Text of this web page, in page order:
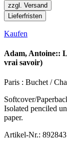
zzgl. Versand
Lieferfristen
Kaufen
Adam, Antoine::
vrai savoir)
Paris : Buchet /
Softcover/
Isolated penciled
paper.
Artikel-Nr.: 892843